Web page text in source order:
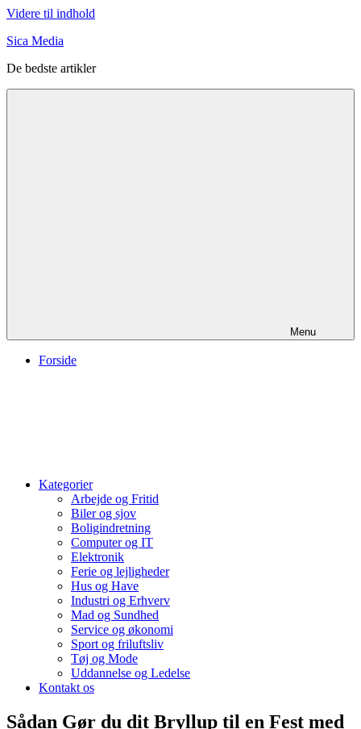
Videre til indhold
Sica Media
De bedste artikler
Menu
Forside
Kategorier
Arbejde og Fritid
Biler og sjov
Boligindretning
Computer og IT
Elektronik
Ferie og lejligheder
Hus og Have
Industri og Erhverv
Mad og Sundhed
Service og økonomi
Sport og friluftsliv
Tøj og Mode
Uddannelse og Ledelse
Kontakt os
Sådan Gør du dit Bryllup til en Fest med